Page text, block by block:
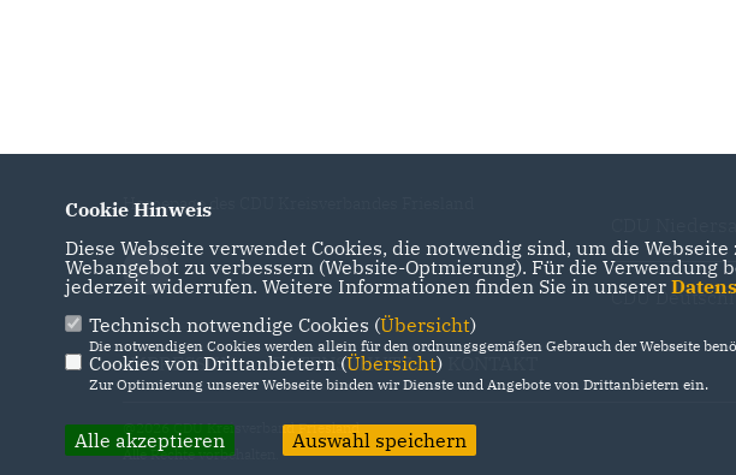
Homepage des CDU Kreisverbandes Friesland
IMPRESSUM DATENSCHUTZ
CDU
@2026 CDU Kreisverband Friesland
Alle Rechte vorbehalten.
Cookie Hinweis
Diese Webseite verwendet Cookies, die notwendig sind, um die
Webangebot zu verbessern (Website-Optmierung). Für die
jederzeit widerrufen. Weitere Informationen finden Sie in unserer
Technisch notwendige Cookies (Übersicht)
Die notwendigen Cookies werden allein für den ordnungsgemäßen Gebrauch der Webseite
Cookies von Drittanbietern (Übersicht)
Zur Optimierung unserer Webseite binden wir Dienste und Angebote von Drittanbietern ein.
Alle akzeptieren Auswahl speichern